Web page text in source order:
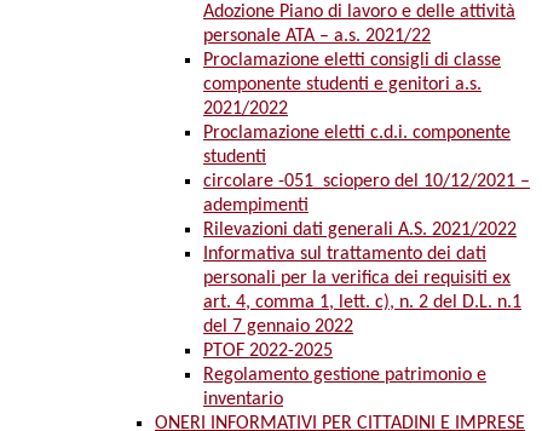
Adozione Piano di lavoro e delle attività
personale ATA – a.s. 2021/22
Proclamazione eletti consigli di classe
componente studenti e genitori a.s.
2021/2022
Proclamazione eletti c.d.i. componente
studenti
circolare -051_sciopero del 10/12/2021 –
adempimenti
Rilevazioni dati generali A.S. 2021/2022
Informativa sul trattamento dei dati
personali per la verifica dei requisiti ex
art. 4, comma 1, lett. c), n. 2 del D.L. n.1
del 7 gennaio 2022
PTOF 2022-2025
Regolamento gestione patrimonio e
inventario
ONERI INFORMATIVI PER CITTADINI E IMPRESE